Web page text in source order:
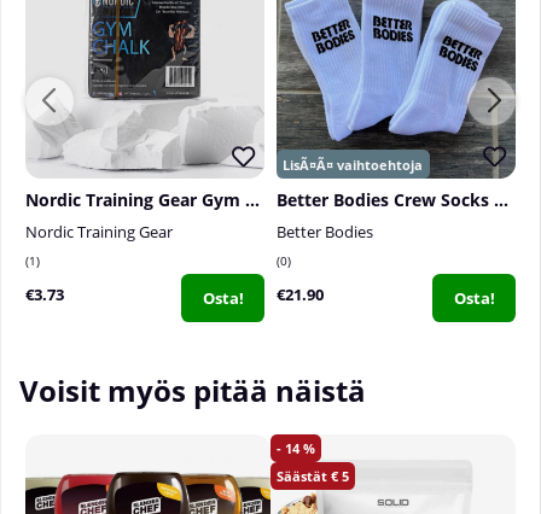
Nordic Training Gear Gym Chalk
Nordic Training Gear
1
€3.73 Osta!
Better Bodies Crew Socks 3-pack, White
Better Bodies
0
€21.90 Osta!
Voisit myös pitää näistä
14
5